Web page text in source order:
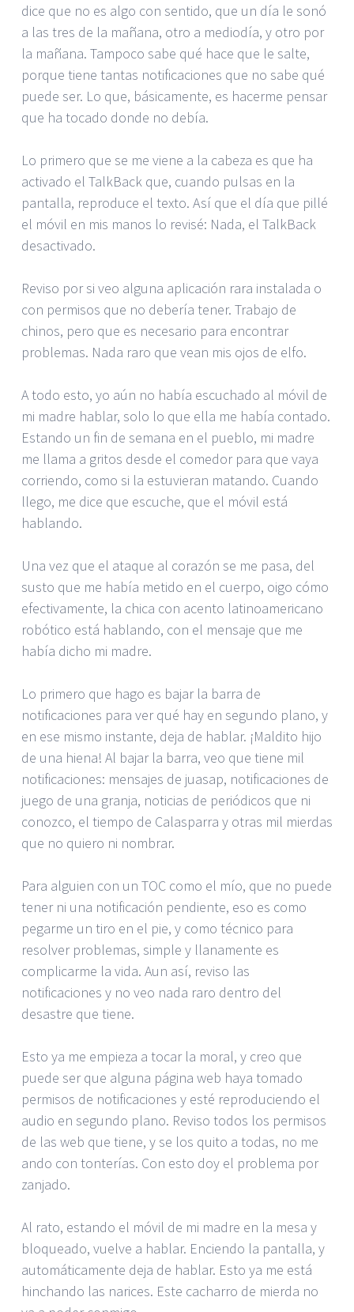
dice que no es algo con sentido, que un día le sonó
a las tres de la mañana, otro a mediodía, y otro por
la mañana. Tampoco sabe qué hace que le salte,
porque tiene tantas notificaciones que no sabe qué
puede ser. Lo que, básicamente, es hacerme pensar
que ha tocado donde no debía.
Lo primero que se me viene a la cabeza es que ha
activado el TalkBack que, cuando pulsas en la
pantalla, reproduce el texto. Así que el día que pillé
el móvil en mis manos lo revisé: Nada, el TalkBack
desactivado.
Reviso por si veo alguna aplicación rara instalada o
con permisos que no debería tener. Trabajo de
chinos, pero que es necesario para encontrar
problemas. Nada raro que vean mis ojos de elfo.
A todo esto, yo aún no había escuchado al móvil de
mi madre hablar, solo lo que ella me había contado.
Estando un fin de semana en el pueblo, mi madre
me llama a gritos desde el comedor para que vaya
corriendo, como si la estuvieran matando. Cuando
llego, me dice que escuche, que el móvil está
hablando.
Una vez que el ataque al corazón se me pasa, del
susto que me había metido en el cuerpo, oigo cómo
efectivamente, la chica con acento latinoamericano
robótico está hablando, con el mensaje que me
había dicho mi madre.
Lo primero que hago es bajar la barra de
notificaciones para ver qué hay en segundo plano, y
en ese mismo instante, deja de hablar. ¡Maldito hijo
de una hiena! Al bajar la barra, veo que tiene mil
notificaciones: mensajes de juasap, notificaciones de
juego de una granja, noticias de periódicos que ni
conozco, el tiempo de Calasparra y otras mil mierdas
que no quiero ni nombrar.
Para alguien con un TOC como el mío, que no puede
tener ni una notificación pendiente, eso es como
pegarme un tiro en el pie, y como técnico para
resolver problemas, simple y llanamente es
complicarme la vida. Aun así, reviso las
notificaciones y no veo nada raro dentro del
desastre que tiene.
Esto ya me empieza a tocar la moral, y creo que
puede ser que alguna página web haya tomado
permisos de notificaciones y esté reproduciendo el
audio en segundo plano. Reviso todos los permisos
de las web que tiene, y se los quito a todas, no me
ando con tonterías. Con esto doy el problema por
zanjado.
Al rato, estando el móvil de mi madre en la mesa y
bloqueado, vuelve a hablar. Enciendo la pantalla, y
automáticamente deja de hablar. Esto ya me está
hinchando las narices. Este cacharro de mierda no